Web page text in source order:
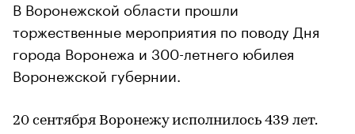
В Воронежской области прошли
торжественные мероприятия по поводу Дня
города Воронежа и 300-летнего юбилея
Воронежской губернии.
20 сентября Воронежу исполнилось 439 лет.